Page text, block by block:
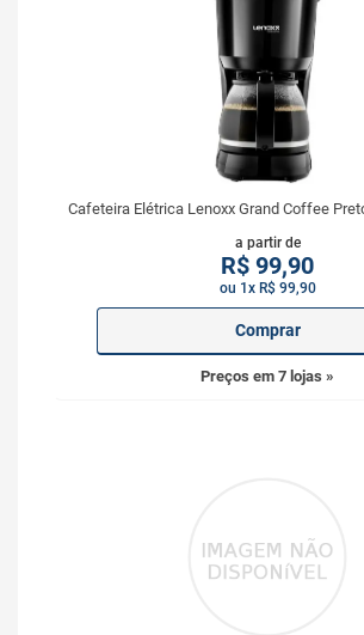
Cafeteira Elétrica Lenoxx Grand Coffee
a partir de
R$ 99,90
ou 1x R$ 99,90
Comprar
Preços em 7 lojas »